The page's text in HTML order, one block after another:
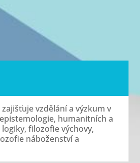
vzdělání a výzkum v
humanitních a
filozofie výchovy,
náboženství a